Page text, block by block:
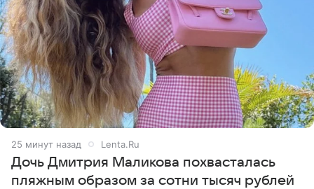
25 минут назад Lenta.Ru
Дочь Дмитрия Маликова похвасталась
пляжным образом за сотни тысяч рублей